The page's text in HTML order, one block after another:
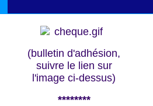
(bulletin d'adhésion,
suivre le lien sur
l'image ci-dessus)
********